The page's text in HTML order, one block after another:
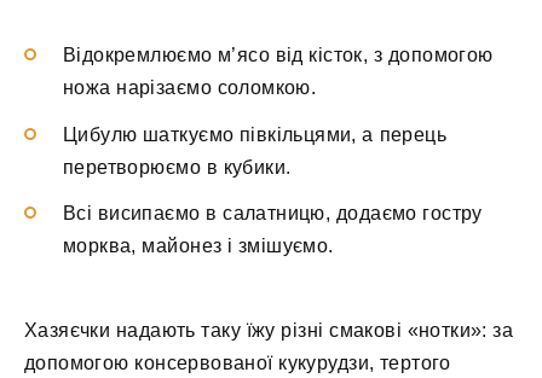
Відокремлюємо м’ясо від кісток, з допомогою
ножа нарізаємо соломкою.
Цибулю шаткуємо півкільцями, а перець
перетворюємо в кубики.
Всі висипаємо в салатницю, додаємо гостру
морква, майонез і змішуємо.
Хазяєчки надають таку їжу різні смакові «нотки»: за
допомогою консервованої кукурудзи, тертого